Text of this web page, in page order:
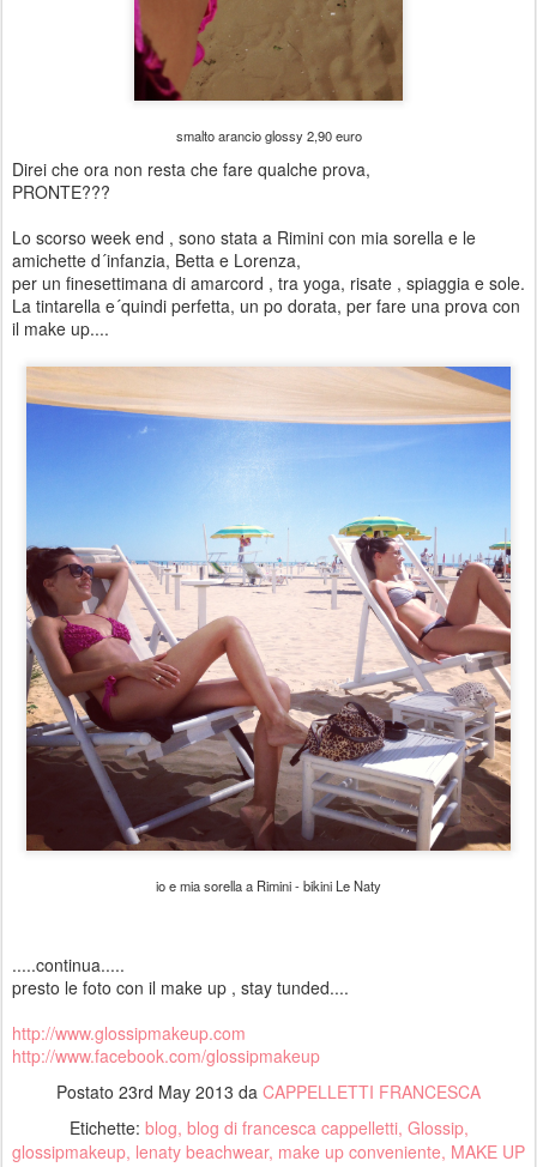
smalto arancio glossy 2,90 euro
Direi che ora non resta che fare qualche prova,
PRONTE???
Lo scorso week end , sono stata a Rimini con mia sorella e le
amichette d´infanzia, Betta e Lorenza,
per un finesettimana di amarcord , tra yoga, risate , spiaggia e sole.
La tintarella e´quindi perfetta, un po dorata, per fare una prova con
il make up....
io e mia sorella a Rimini - bikini Le Naty
.....continua.....
presto le foto con il make up , stay tunded....
http://www.glossipmakeup.com
http://www.facebook.com/glossipmakeup
Postato 23rd May 2013 da CAPPELLETTI FRANCESCA
Etichette: blog blog di francesca cappelletti Glossip
glossipmakeup lenaty beachwear make up conveniente MAKE UP